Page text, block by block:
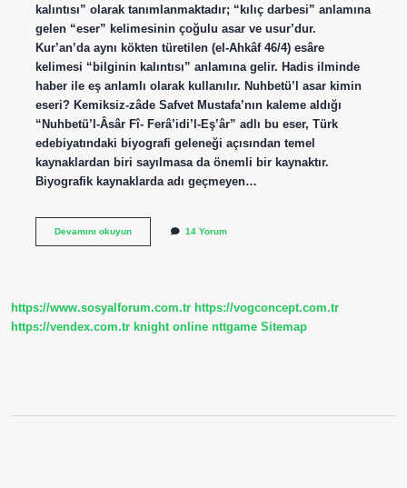
kalıntısı” olarak tanımlanmaktadır; “kılıç darbesi” anlamına
gelen “eser” kelimesinin çoğulu asar ve usur’dur.
Kur’an’da aynı kökten türetilen (el-Ahkâf 46/4) esâre
kelimesi “bilginin kalıntısı” anlamına gelir. Hadis ilminde
haber ile eş anlamlı olarak kullanılır. Nuhbetü’l asar kimin
eseri? Kemiksiz-zâde Safvet Mustafa’nın kaleme aldığı
“Nuhbetü’l-Âsâr Fî- Ferâ’idi’l-Eş’âr” adlı bu eser, Türk
edebiyatındaki biyografi geleneği açısından temel
kaynaklardan biri sayılmasa da önemli bir kaynaktır.
Biyografik kaynaklarda adı geçmeyen…
Devamını okuyunAsar
14 Yorum
https://www.sosyalforum.com.tr https://vogconcept.com.tr
https://vendex.com.tr knight online nttgame Sitemap